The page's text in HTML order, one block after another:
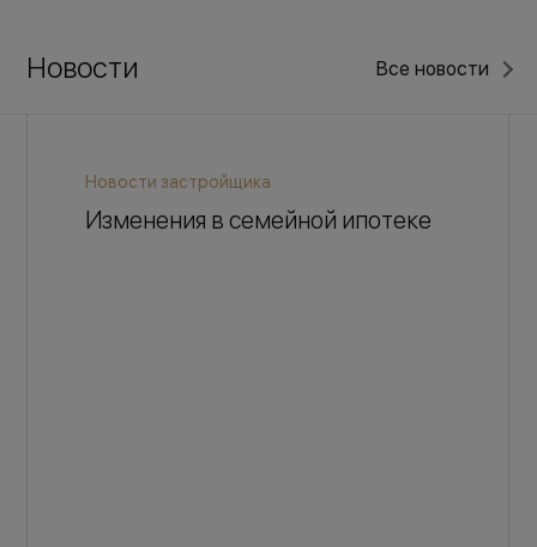
Новости Все новости
Новости застройщика
Изменения в семейной ипотеке